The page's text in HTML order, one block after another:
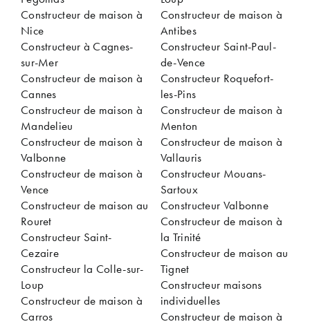
Constructeur de maison à
Nice
Constructeur à Cagnes-
sur-Mer
Constructeur de maison à
Cannes
Constructeur de maison à
Mandelieu
Constructeur de maison à
Valbonne
Constructeur de maison à
Vence
Constructeur de maison au
Rouret
Constructeur Saint-
Cezaire
Constructeur la Colle-sur-
Loup
Constructeur de maison à
Carros
Constructeur de maison à
Antibes
Constructeur Saint-Paul-
de-Vence
Constructeur Roquefort-
les-Pins
Constructeur de maison à
Menton
Constructeur de maison à
Vallauris
Constructeur Mouans-
Sartoux
Constructeur Valbonne
Constructeur de maison à
la Trinité
Constructeur de maison au
Tignet
Constructeur maisons
individuelles
Constructeur de maison à